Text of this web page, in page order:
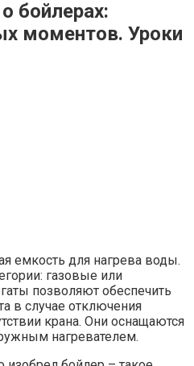
бойлерах:
моментов. Уроки
емкость для нагрева воды.
газовые или
позволяют обеспечить
в случае отключения
крана. Они оснащаются
нагревателем.